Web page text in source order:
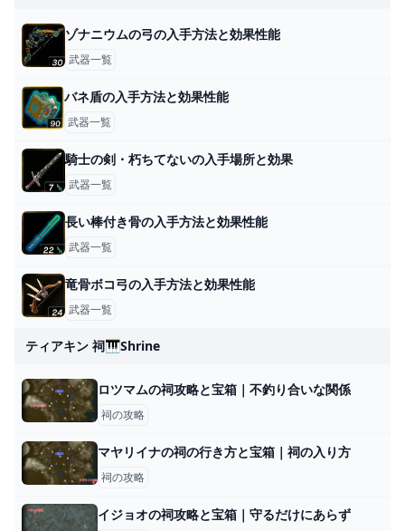
ゾナニウムの弓の入手方法と効果性能
武器一覧
バネ盾の入手方法と効果性能
武器一覧
騎士の剣・朽ちてないの入手場所と効果
武器一覧
長い棒付き骨の入手方法と効果性能
武器一覧
竜骨ボコ弓の入手方法と効果性能
武器一覧
ティアキン 祠🎹shrine
ロツマムの祠攻略と宝箱｜不釣り合いな関係
祠の攻略
マヤリイナの祠の行き方と宝箱｜祠の入り方
祠の攻略
イジョオの祠攻略と宝箱｜守るだけにあらず